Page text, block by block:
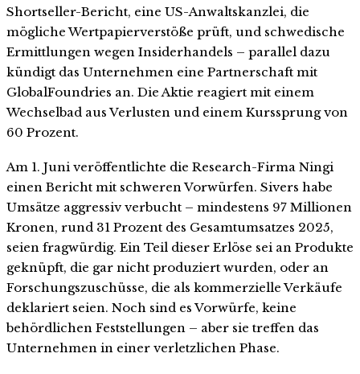
Shortseller-Bericht, eine US-Anwaltskanzlei, die
mögliche Wertpapierverstöße prüft, und schwedische
Ermittlungen wegen Insiderhandels – parallel dazu
kündigt das Unternehmen eine Partnerschaft mit
GlobalFoundries an. Die Aktie reagiert mit einem
Wechselbad aus Verlusten und einem Kurssprung von
60 Prozent.
Am 1. Juni veröffentlichte die Research-Firma Ningi
einen Bericht mit schweren Vorwürfen. Sivers habe
Umsätze aggressiv verbucht – mindestens 97 Millionen
Kronen, rund 31 Prozent des Gesamtumsatzes 2025,
seien fragwürdig. Ein Teil dieser Erlöse sei an Produkte
geknüpft, die gar nicht produziert wurden, oder an
Forschungszuschüsse, die als kommerzielle Verkäufe
deklariert seien. Noch sind es Vorwürfe, keine
behördlichen Feststellungen – aber sie treffen das
Unternehmen in einer verletzlichen Phase.